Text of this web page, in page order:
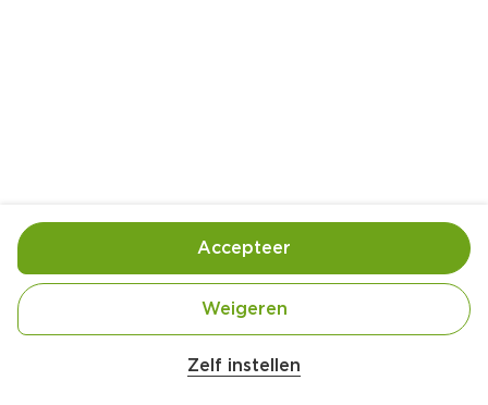
mediterrane gerechten. Met zijn frisse, kruidige
smaak past het perfect in pesto, pastagerechten,
salades en zelfs desserts. Deze recepten laten zien
hoe veelzijdig en smaakvol basilicum in de keuken
kan zijn. Laat je inspireren door de volgende
Zelf instellen
Weigeren
Accepteer